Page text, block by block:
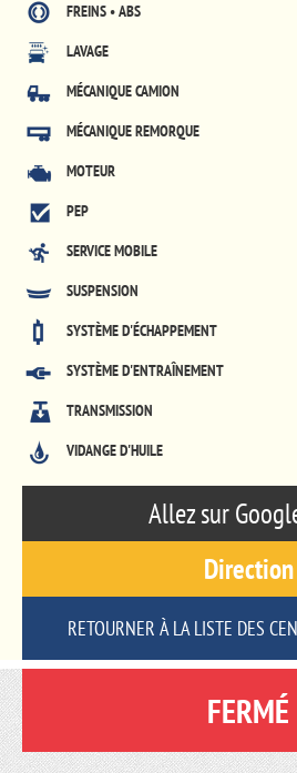
FREINS • ABS
LAVAGE
MÉCANIQUE CAMION
MÉCANIQUE REMORQUE
MOTEUR
PEP
SERVICE MOBILE
SUSPENSION
SYSTÈME D'ÉCHAPPEMENT
SYSTÈME D'ENTRAÎNEMENT
TRANSMISSION
VIDANGE D'HUILE
Allez sur
Direction
RETOURNER À LA LISTE DES
FERMÉ